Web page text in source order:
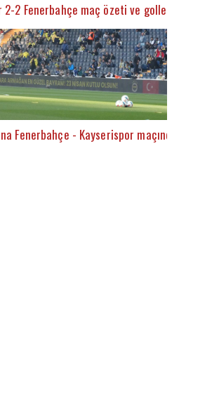
2 Fenerbahçe maç özeti ve golleri (İZLE)
Fenerbahçe - Kayserispor maçında